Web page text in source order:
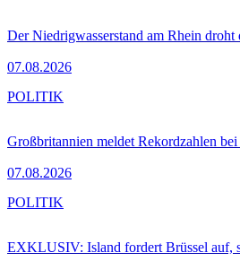
Der Niedrigwasserstand am Rhein
07.08.2026
Großbritannien meldet Rekordzahlen
07.08.2026
POLITIK
EXKLUSIV: Island fordert Brüssel auf,
POLITIK